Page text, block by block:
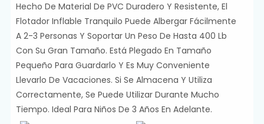
Hecho De Material De PVC Duradero Y Resistente, El
Flotador Inflable Tranquilo Puede Albergar Fácilmente
A 2-3 Personas Y Soportar Un Peso De Hasta 400 Lb
Con Su Gran Tamaño. Está Plegado En Tamaño
Pequeño Para Guardarlo Y Es Muy Conveniente
Llevarlo De Vacaciones. Si Se Almacena Y Utiliza
Correctamente, Se Puede Utilizar Durante Mucho
Tiempo. Ideal Para Niños De 3 Años En Adelante.